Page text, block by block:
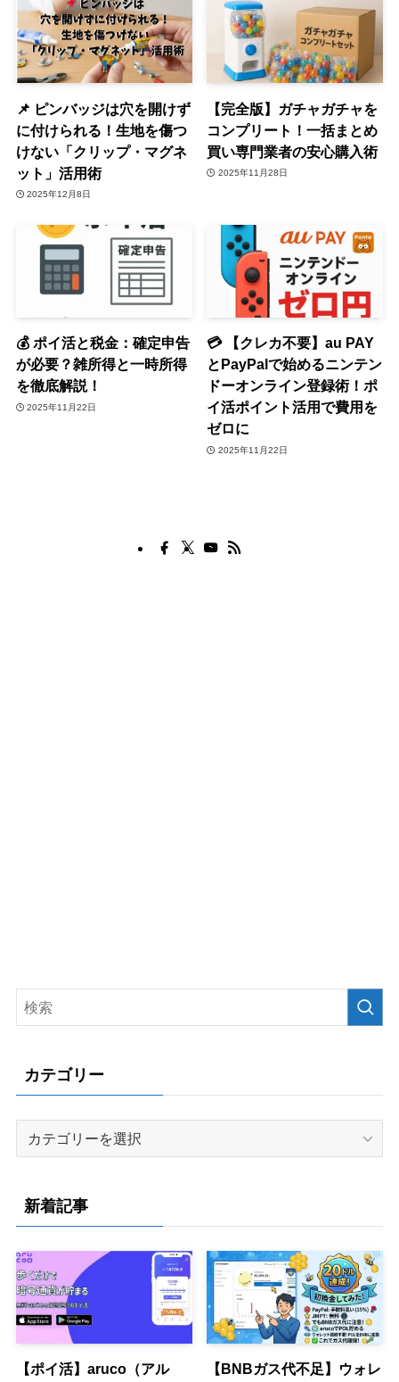
📌 ピンバッジは穴を開けず
に付けられる！生地を傷つ
けない「クリップ・マグネ
ット」活用術
2025年12月8日
【完全版】ガチャガチャを
コンプリート！一括まとめ
買い専門業者の安心購入術
2025年11月28日
💰 ポイ活と税金：確定申告
が必要？雑所得と一時所得
を徹底解説！
2025年11月22日
💳 【クレカ不要】au PAY
とPayPalで始めるニンテン
ドーオンライン登録術！ポ
イ活ポイント活用で費用を
ゼロに
2025年11月22日
カテゴリー
リ
ー
新着記事
【ポイ活】aruco（アル
【BNBガス代不足】ウォレ